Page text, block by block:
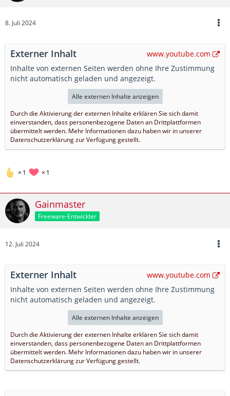
8. Juli 2024
Externer Inhalt
www.youtube.com
Inhalte von externen Seiten werden ohne Ihre Zustimmung
nicht automatisch geladen und angezeigt.
Alle externen Inhalte anzeigen
Durch die Aktivierung der externen Inhalte erklären Sie sich damit
einverstanden, dass personenbezogene Daten an Drittplattformen
übermittelt werden. Mehr Informationen dazu haben wir in unserer
Datenschutzerklärung zur Verfügung gestellt.
1 1
Gainmaster
Freeware-Entwickler
12. Juli 2024
Externer Inhalt
www.youtube.com
Inhalte von externen Seiten werden ohne Ihre Zustimmung
nicht automatisch geladen und angezeigt.
Alle externen Inhalte anzeigen
Durch die Aktivierung der externen Inhalte erklären Sie sich damit
einverstanden, dass personenbezogene Daten an Drittplattformen
übermittelt werden. Mehr Informationen dazu haben wir in unserer
Datenschutzerklärung zur Verfügung gestellt.